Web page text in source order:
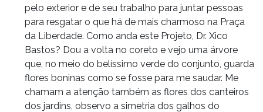
pelo exterior e de seu trabalho para juntar pessoas
para resgatar o que há de mais charmoso na Praça
da Liberdade. Como anda este Projeto, Dr. Xico
Bastos? Dou a volta no coreto e vejo uma árvore
que, no meio do belíssimo verde do conjunto, guarda
flores boninas como se fosse para me saudar. Me
chamam a atenção também as flores dos canteiros
dos jardins, observo a simetria dos galhos do